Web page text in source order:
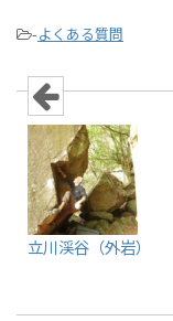
-よくある質問
立川渓谷（外岩）